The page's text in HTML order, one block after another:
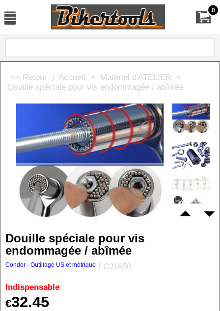
0
<< Retour | Accueil > Matériel d'ATELIER >
Douille spéciale pour vis endommagée / abîmée
Douille spéciale pour vis
endommagée / abîmée
Condor - Outillage US et métrique C21650
Indispensable
€32.45